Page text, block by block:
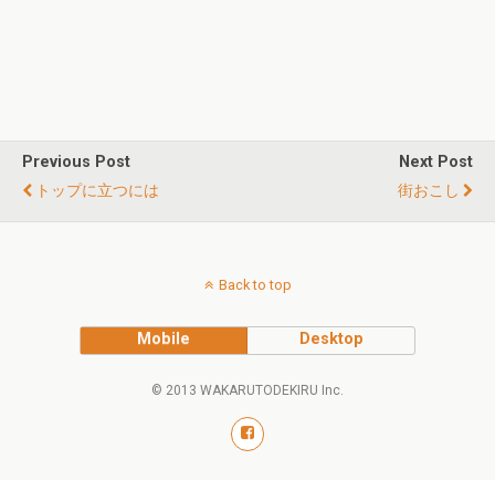
Previous Post
トップに立つには
Next Post
街おこし
Back to top
Mobile Desktop
© 2013 WAKARUTODEKIRU Inc.